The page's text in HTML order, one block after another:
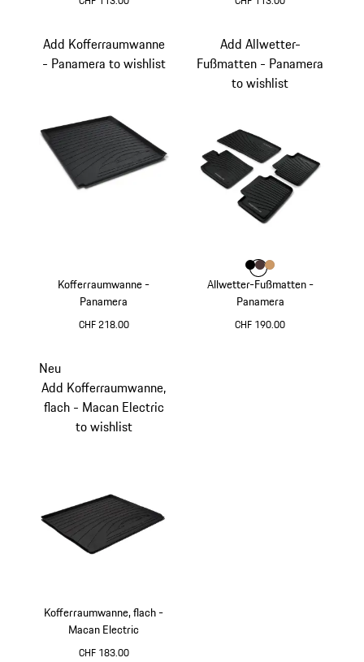
Kofferraumwanne -
Panamera
CHF 218.00
Add Kofferraumwanne
- Panamera to wishlist
Allwetter-Fußmatten -
Panamera
CHF 190.00
Add Allwetter-
Fußmatten - Panamera
to wishlist
Farbe
Farbe
FarbeFarbe
Kofferraumwanne, flach -
Macan Electric
CHF 183.00
Neu
Add Kofferraumwanne,
flach - Macan Electric
to wishlist